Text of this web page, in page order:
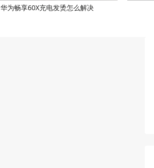
华为畅享60X充电发烫怎么解决